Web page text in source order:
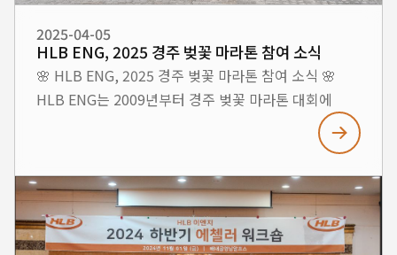
2025-04-05
HLB ENG, 2025 경주 벚꽃 마라톤 참여 소식
🌸 HLB ENG, 2025 경주 벚꽃 마라톤 참여 소식 🌸
HLB ENG는 2009년부터 경주 벚꽃 마라톤 대회에
꾸준히 참여해오며, 임직원 간의 소통과 건강 증진을
위한 활동을 이어오고 있습니다. 2025년에도 HLB
Marine Business Group 내 네트워킹 강화와 시너지
창출을 위한 노력의 일환으로, 임직원과 가족이 함께
대회에 참여했습니다. 마라톤을 준비하며 매주 워밍업
활동을 진행해 팀워크를 다졌고, 대회 당일에는 만개한